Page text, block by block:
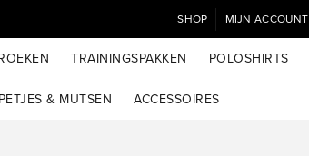
SHOP MIJN ACCOUNT
TRAININGSPAKKEN POLOSHIRTS
PETJES & MUTSEN ACCESSOIRES